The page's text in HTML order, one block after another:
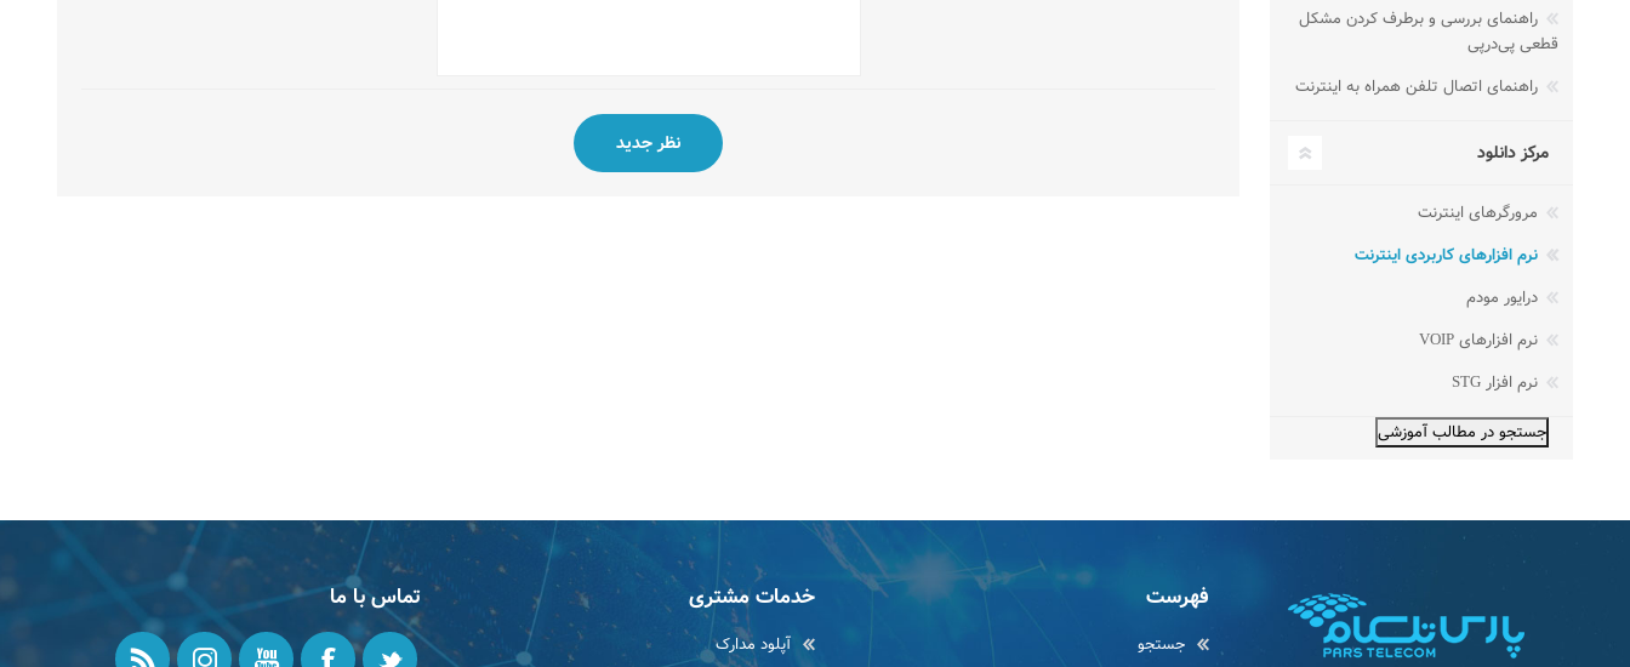
راهنمای بررسی و برطرف کردن مشکل
قطعی پی‌در‌پی
راهنمای اتصال تلفن همراه به اینترنت
مرکز دانلود
مرورگرهای اینترنت
نرم افزارهای کاربردی اینترنت
درایور مودم
نرم افزارهای VOIP
نرم افزار STG
فهرست
جستجو
خدمات مشتری
آپلود مدارک
تماس با ما